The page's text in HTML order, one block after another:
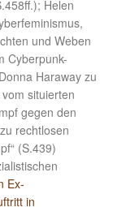
Helen
und Weben
Cyberpunk-
Haraway zu
situierten
gegen den
rechtlosen
(S.439)
Ex-
in